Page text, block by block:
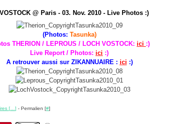
@ Paris - 03. Nov. 2010 - Live Photos :)
(Photos: Tasunka)
THERION / LEPROUS / LOCH VOSTOCK: ici :)
Live Report / Photos: ici :)
A retrouver aussi sur ZIKANNUAIRE : ici :)
[ ] - Permalien [#]